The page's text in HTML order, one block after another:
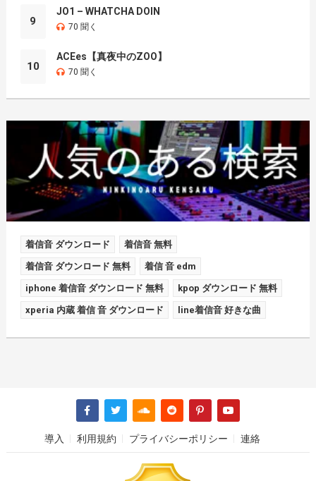
9
JO1 – WHATCHA DOIN
70 聞く
10
ACEes【真夜中のZOO】
70 聞く
着信音 ダウンロード 着信音 無料
着信音 ダウンロード 無料 着信 音 edm
iphone 着信音 ダウンロード 無料 kpop ダウンロード 無料
xperia 内蔵 着信 音 ダウンロード line着信音 好きな曲
導入 利用規約 プライバシーポリシー 連絡